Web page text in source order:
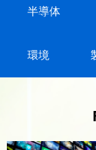
半導体
環境